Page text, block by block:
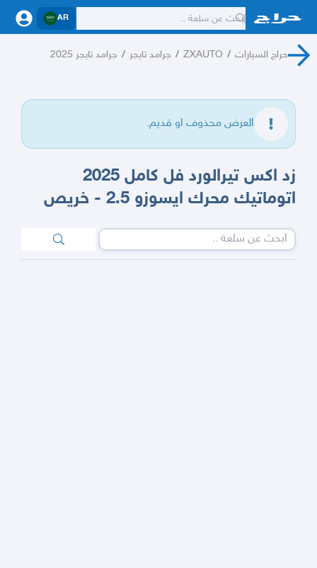
AR
حراج السيارات /
ZXAUTO
/ جرامد تايجر / جرامد تايجر 2025
العرض محذوف او قديم.
زد اكس تيرالورد فل كامل 2025
اتوماتيك محرك ايسوزو 2.5 - خريص